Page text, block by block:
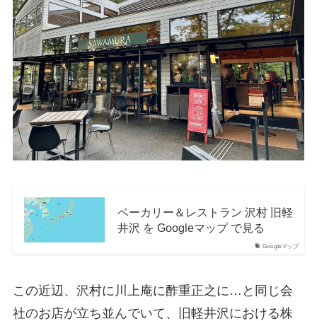
Googleマップ
ベーカリー＆レストラン 沢村 旧軽
井沢 を Googleマップ で見る
この近辺、沢村に川上庵に酢重正之に…と同じ会
社のお店が立ち並んでいて、旧軽井沢における株